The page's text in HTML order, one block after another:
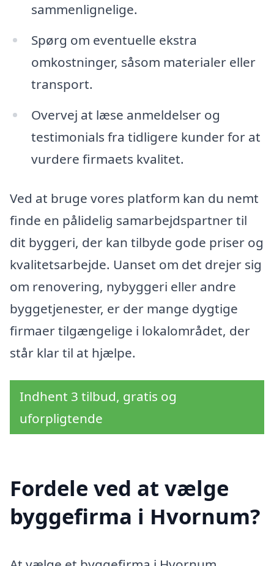
sammenlignelige.
Spørg om eventuelle ekstra
omkostninger, såsom materialer eller
transport.
Overvej at læse anmeldelser og
testimonials fra tidligere kunder for at
vurdere firmaets kvalitet.
Ved at bruge vores platform kan du nemt
finde en pålidelig samarbejdspartner til
dit byggeri, der kan tilbyde gode priser og
kvalitetsarbejde. Uanset om det drejer sig
om renovering, nybyggeri eller andre
byggetjenester, er der mange dygtige
firmaer tilgængelige i lokalområdet, der
står klar til at hjælpe.
Indhent 3 tilbud, gratis og
uforpligtende
Fordele ved at vælge
byggefirma i Hvornum?